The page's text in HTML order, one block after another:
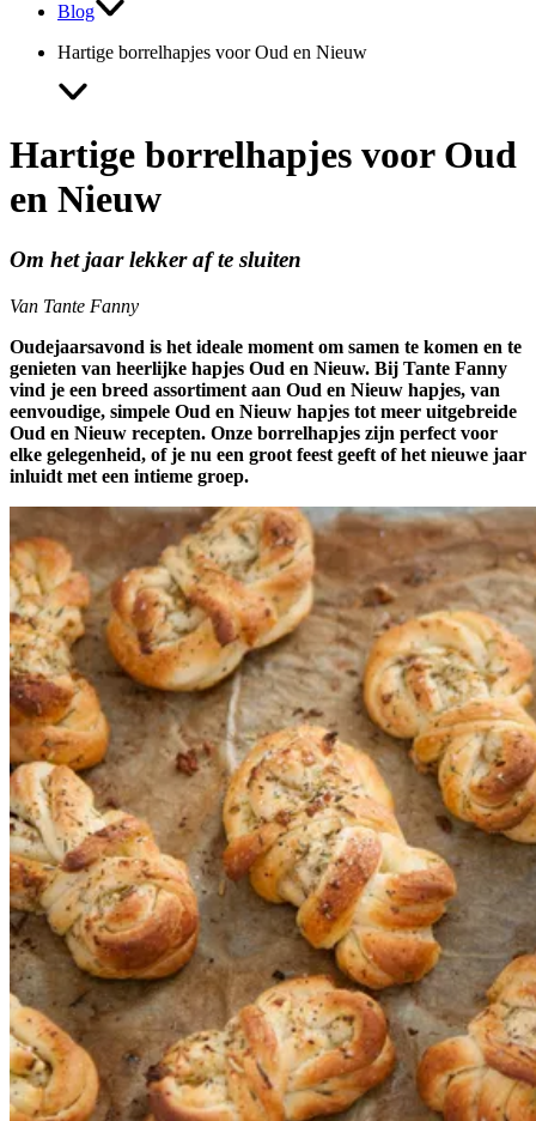
Blog
Hartige borrelhapjes voor Oud en Nieuw
Hartige borrelhapjes voor Oud
en Nieuw
Om het jaar lekker af te sluiten
Van Tante Fanny
Oudejaarsavond is het ideale moment om samen te komen en te
genieten van heerlijke hapjes Oud en Nieuw. Bij Tante Fanny
vind je een breed assortiment aan Oud en Nieuw hapjes, van
eenvoudige, simpele Oud en Nieuw hapjes tot meer uitgebreide
Oud en Nieuw recepten. Onze borrelhapjes zijn perfect voor
elke gelegenheid, of je nu een groot feest geeft of het nieuwe jaar
inluidt met een intieme groep.